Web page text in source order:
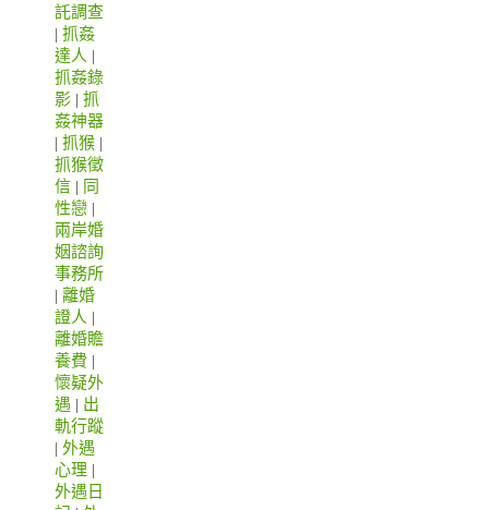
託調查
| 抓姦
達人 |
抓姦錄
影 | 抓
姦神器
| 抓猴 |
抓猴徵
信 | 同
性戀 |
兩岸婚
姻諮詢
事務所
| 離婚
證人 |
離婚贍
養費 |
懷疑外
遇 | 出
軌行蹤
| 外遇
心理 |
外遇日